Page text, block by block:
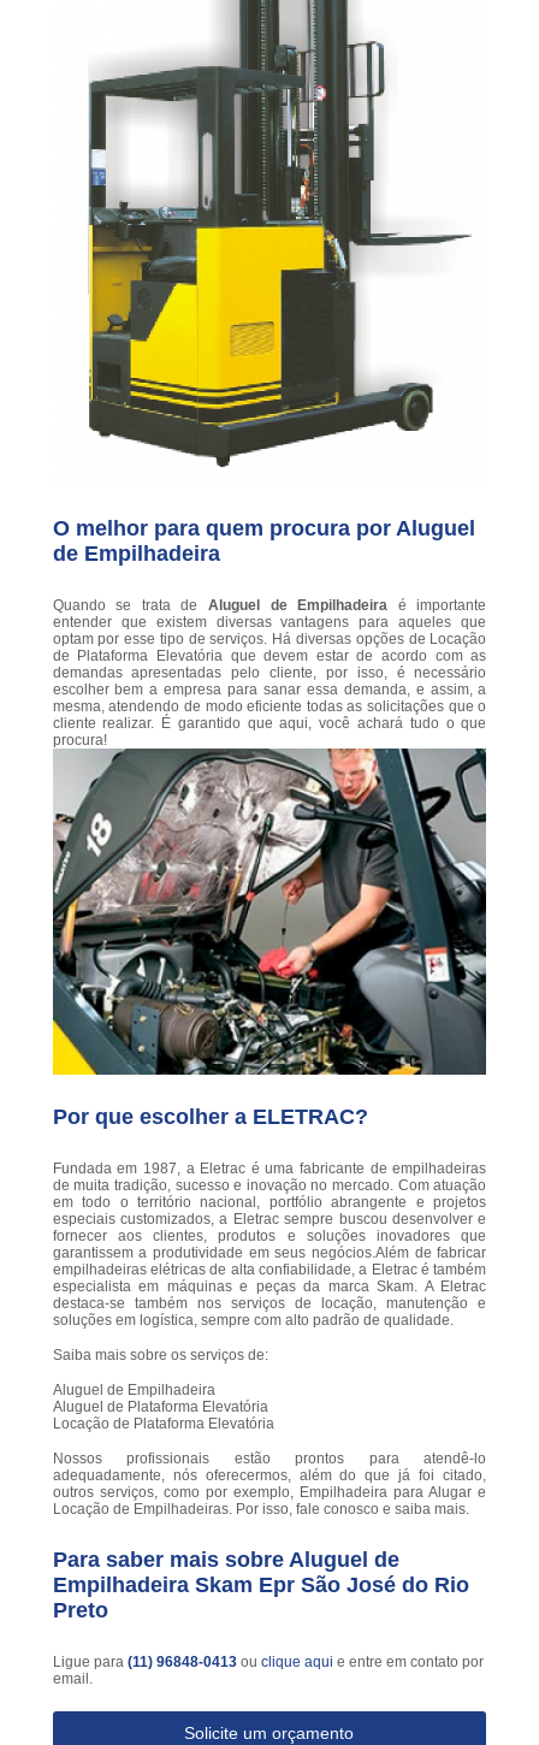
O melhor para quem procura por Aluguel
de Empilhadeira
Quando se trata de Aluguel de Empilhadeira é importante
entender que existem diversas vantagens para aqueles que
optam por esse tipo de serviços. Há diversas opções de Locação
de Plataforma Elevatória que devem estar de acordo com as
demandas apresentadas pelo cliente, por isso, é necessário
escolher bem a empresa para sanar essa demanda, e assim, a
mesma, atendendo de modo eficiente todas as solicitações que o
cliente realizar. É garantido que aqui, você achará tudo o que
procura!
Por que escolher a ELETRAC?
Fundada em 1987, a Eletrac é uma fabricante de empilhadeiras
de muita tradição, sucesso e inovação no mercado. Com atuação
em todo o território nacional, portfólio abrangente e projetos
especiais customizados, a Eletrac sempre buscou desenvolver e
fornecer aos clientes, produtos e soluções inovadores que
garantissem a produtividade em seus negócios.Além de fabricar
empilhadeiras elétricas de alta confiabilidade, a Eletrac é também
especialista em máquinas e peças da marca Skam. A Eletrac
destaca-se também nos serviços de locação, manutenção e
soluções em logística, sempre com alto padrão de qualidade.
Saiba mais sobre os serviços de:
Aluguel de Empilhadeira
Aluguel de Plataforma Elevatória
Locação de Plataforma Elevatória
Nossos profissionais estão prontos para atendê-lo
adequadamente, nós oferecermos, além do que já foi citado,
outros serviços, como por exemplo, Empilhadeira para Alugar e
Locação de Empilhadeiras. Por isso, fale conosco e saiba mais.
Para saber mais sobre Aluguel de
Empilhadeira Skam Epr São José do Rio
Preto
Ligue para (11) 96848-0413 ou clique aqui e entre em contato por
email.
Solicite um orçamento